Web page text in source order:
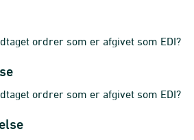
ordrer som er afgivet som EDI?
ordrer som er afgivet som EDI?